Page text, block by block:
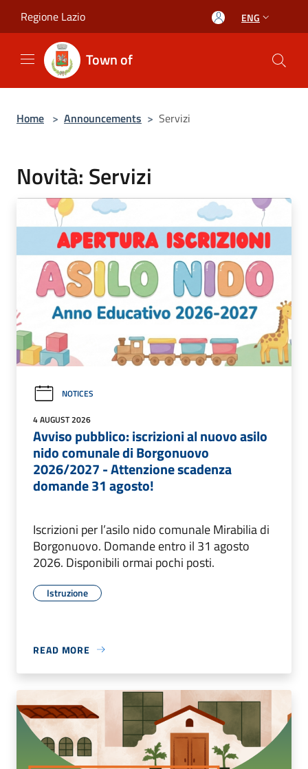
Regione Lazio ENG
Town of
Home > Announcements > Servizi
Novità: Servizi
NOTICES
4 AUGUST 2026
Avviso pubblico: iscrizioni al nuovo asilo
nido comunale di Borgonuovo
2026/2027 - Attenzione scadenza
domande 31 agosto!
Iscrizioni per l’asilo nido comunale Mirabilia di
Borgonuovo. Domande entro il 31 agosto
2026. Disponibili ormai pochi posti.
Istruzione
READ MORE